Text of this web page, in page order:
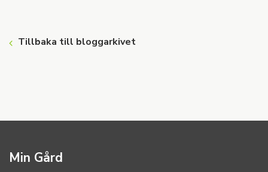
Tillbaka till bloggarkivet
Min Gård